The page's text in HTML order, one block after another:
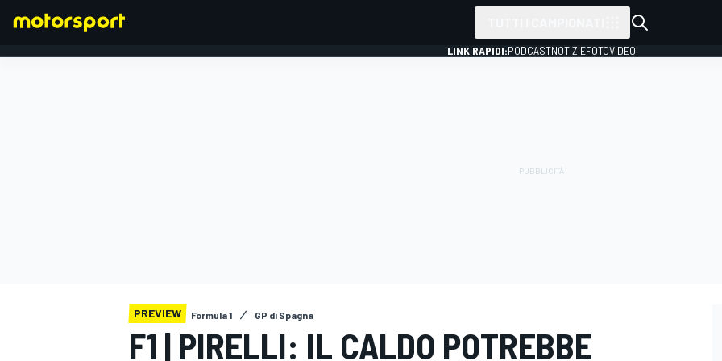
LINK RAPIDI:PODCASTNOTIZIEFOTOVIDEO
PREVIEW Formula 1 GP di Spagna
F1 | PIRELLI: IL CALDO POTREBBE